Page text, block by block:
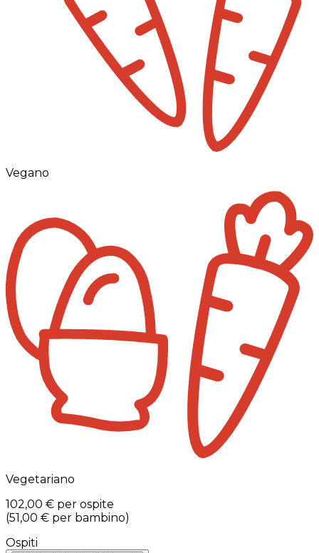
Vegano
Vegetariano
102,00 € per ospite
(51,00 € per bambino)
Ospiti